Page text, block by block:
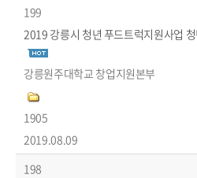
199
2019 강릉시 청년 푸드트럭지원사업
강릉원주대학교 창업지원본부
1905
2019.08.09
198